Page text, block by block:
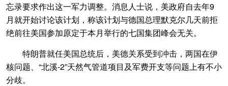
忘录要求作出这一军力调整。消息人士说，美政府自去年9
月就开始讨论该计划，称该计划与德国总理默克尔几天前拒
绝前往美国参加原定于本月举行的七国集团峰会无关。
特朗普就任美国总统后，美德关系受到冲击，两国在伊
核问题、“北溪-2”天然气管道项目及军费开支等问题上有不小
分歧。